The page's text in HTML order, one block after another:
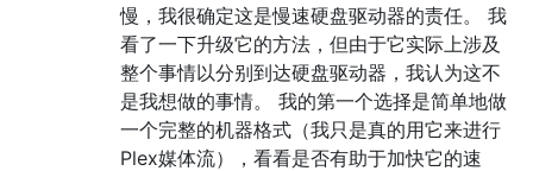
慢，我很确定这是慢速硬盘驱动器的责任。 我
看了一下升级它的方法，但由于它实际上涉及
整个事情以分别到达硬盘驱动器，我认为这不
是我想做的事情。 我的第一个选择是简单地做
一个完整的机器格式（我只是真的用它来进行
Plex媒体流），看看是否有助于加快它的速